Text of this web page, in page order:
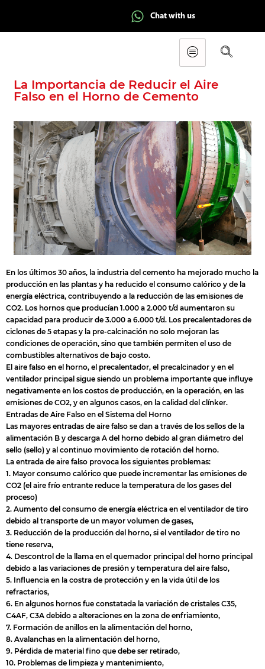
Chat with us
La Importancia de Reducir el Aire
Falso en el Horno de Cemento
En los últimos 30 años, la industria del cemento ha mejorado mucho la
producción en las plantas y ha reducido el consumo calórico y de la
energía eléctrica, contribuyendo a la reducción de las emisiones de
CO2. Los hornos que producían 1.000 a 2.000 t/d aumentaron su
capacidad para producir de 3.000 a 6.000 t/d. Los precalentadores de
ciclones de 5 etapas y la pre-calcinación no solo mejoran las
condiciones de operación, sino que también permiten el uso de
combustibles alternativos de bajo costo.
El aire falso en el horno, el precalentador, el precalcinador y en el
ventilador principal sigue siendo un problema importante que influye
negativamente en los costos de producción, en la operación, en las
emisiones de CO2, y en algunos casos, en la calidad del clínker.
Entradas de Aire Falso en el Sistema del Horno
Las mayores entradas de aire falso se dan a través de los sellos de la
alimentación B y descarga A del horno debido al gran diámetro del
sello (sello) y al continuo movimiento de rotación del horno.
La entrada de aire falso provoca los siguientes problemas:
1. Mayor consumo calórico que puede incrementar las emisiones de
CO2 (el aire frío entrante reduce la temperatura de los gases del
proceso)
2. Aumento del consumo de energía eléctrica en el ventilador de tiro
debido al transporte de un mayor volumen de gases,
3. Reducción de la producción del horno, si el ventilador de tiro no
tiene reserva,
4. Descontrol de la llama en el quemador principal del horno principal
debido a las variaciones de presión y temperatura del aire falso,
5. Influencia en la costra de protección y en la vida útil de los
refractarios,
6. En algunos hornos fue constatada la variación de cristales C35,
C4AF, C3A debido a alteraciones en la zona de enfriamiento,
7. Formación de anillos en la alimentación del horno,
8. Avalanchas en la alimentación del horno,
9. Pérdida de material fino que debe ser retirado,
10. Problemas de limpieza y mantenimiento,